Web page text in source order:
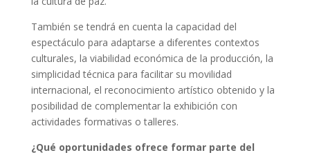
También se tendrá en cuenta la capacidad del
espectáculo para adaptarse a diferentes contextos
culturales, la viabilidad económica de la producción, la
simplicidad técnica para facilitar su movilidad
internacional, el reconocimiento artístico obtenido y la
posibilidad de complementar la exhibición con
actividades formativas o talleres.
¿Qué oportunidades ofrece formar parte del